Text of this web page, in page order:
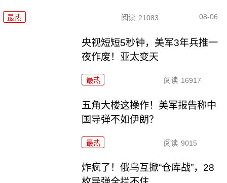
最热 阅读 21083 08-06
央视短短5秒钟，美军3年兵推一
夜作废！亚太变天
最热 阅读 16917
五角大楼这操作！美军报告称中
国导弹不如伊朗？
最热 阅读 9015
炸疯了！俄乌互掀“仓库战”，28